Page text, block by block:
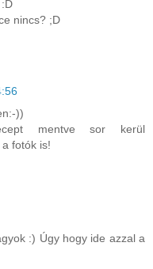
nincs? ;D
))
mentve sor kerül
fotók is!
:) Úgy hogy ide azzal a